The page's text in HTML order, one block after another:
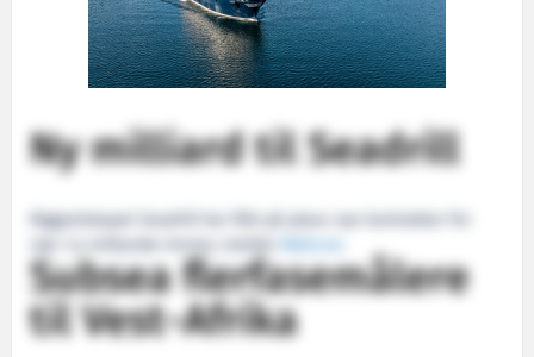
Ny milliard til Seadrill
Riggselskapet Seadrill har fått på plass nye kontrakter for
nær 1,4 milliarder kroner, melder
Subsea flerfasemålere
til Vest-Afrika